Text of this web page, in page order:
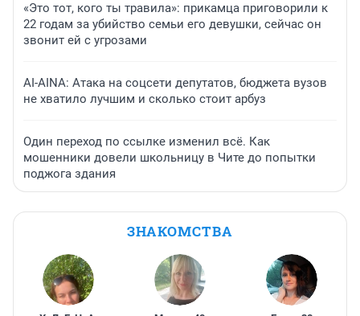
«Это тот, кого ты травила»: прикамца приговорили к
22 годам за убийство семьи его девушки, сейчас он
звонит ей с угрозами
AI-AINA: Атака на соцсети депутатов, бюджета вузов
не хватило лучшим и сколько стоит арбуз
Один переход по ссылке изменил всё. Как
мошенники довели школьницу в Чите до попытки
поджога здания
ЗНАКОМСТВА